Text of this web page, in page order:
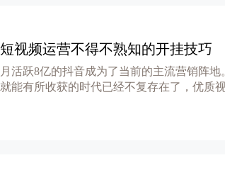
短视频运营不得不熟知的开挂技巧
月活跃8亿的抖音成为了当前的主流营销阵
就能有所收获的时代已经不复存在了，优质